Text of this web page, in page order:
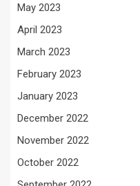
May 2023
April 2023
March 2023
February 2023
January 2023
December 2022
November 2022
October 2022